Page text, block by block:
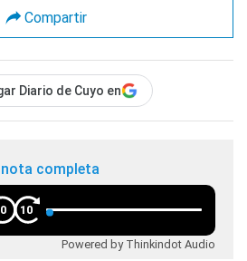
Compartir
Diario de Cuyo en
completa
10
Powered by Thinkindot Audio